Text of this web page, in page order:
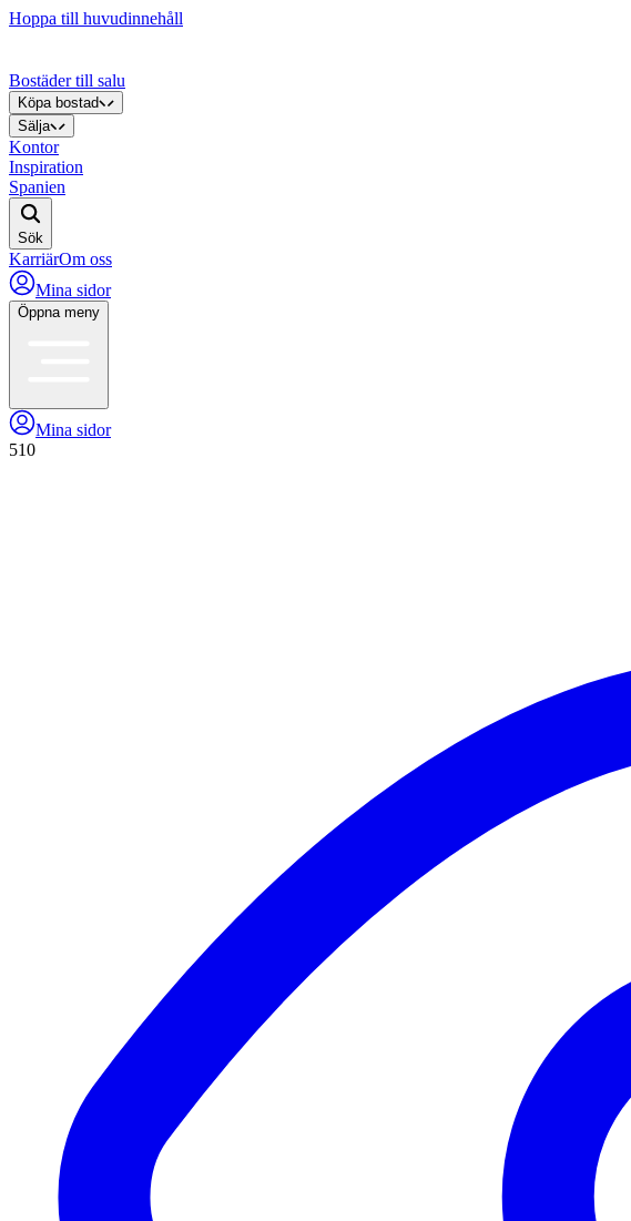
Hoppa till huvudinnehåll
Bostäder till salu
Köpa bostad
Sälja
Kontor
Inspiration
Spanien
Sök
KarriärOm oss
Mina sidor
Öppna meny
Mina sidor
510